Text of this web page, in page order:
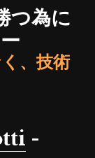
つ為に
ー
、技術
-